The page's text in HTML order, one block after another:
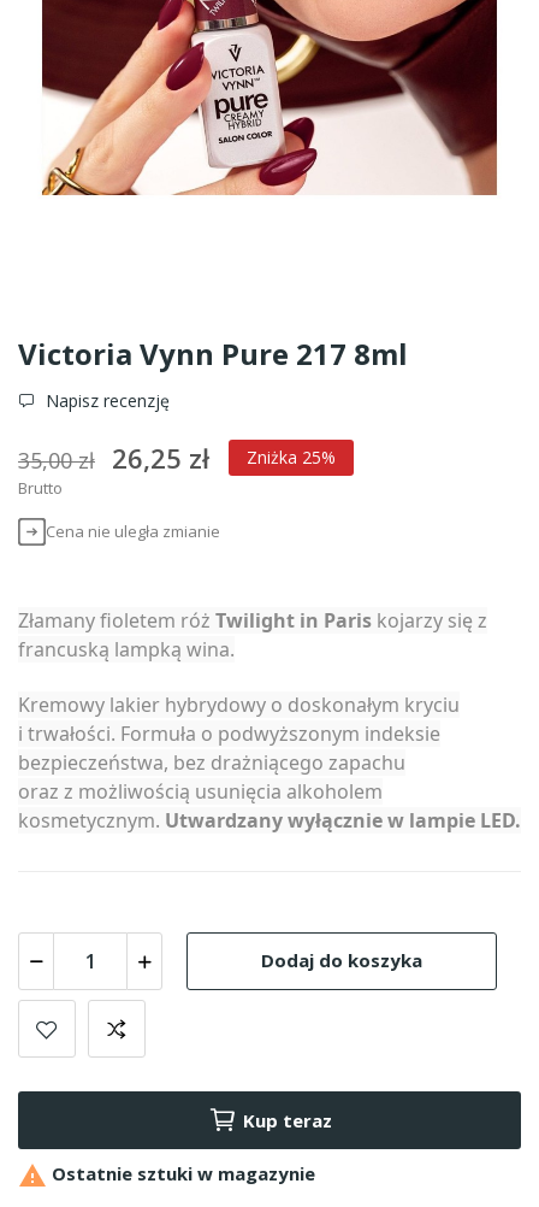
Victoria Vynn Pure 217 8ml
Napisz recenzję
35,00 zł 26,25 zł Zniżka 25%
Brutto
Cena nie uległa zmianie
Złamany fioletem róż Twilight in Paris kojarzy się z
francuską lampką wina.
Kremowy lakier hybrydowy o doskonałym kryciu
i trwałości. Formuła o podwyższonym indeksie
bezpieczeństwa, bez drażniącego zapachu
oraz z możliwością usunięcia alkoholem
kosmetycznym. Utwardzany wyłącznie w lampie LED.
Dodaj do koszyka
Kup teraz
 Ostatnie sztuki w magazynie